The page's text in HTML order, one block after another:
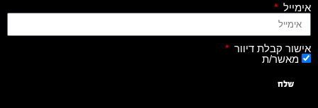
אימייל
אישור קבלת דיוור
מאשר/ת
שלח